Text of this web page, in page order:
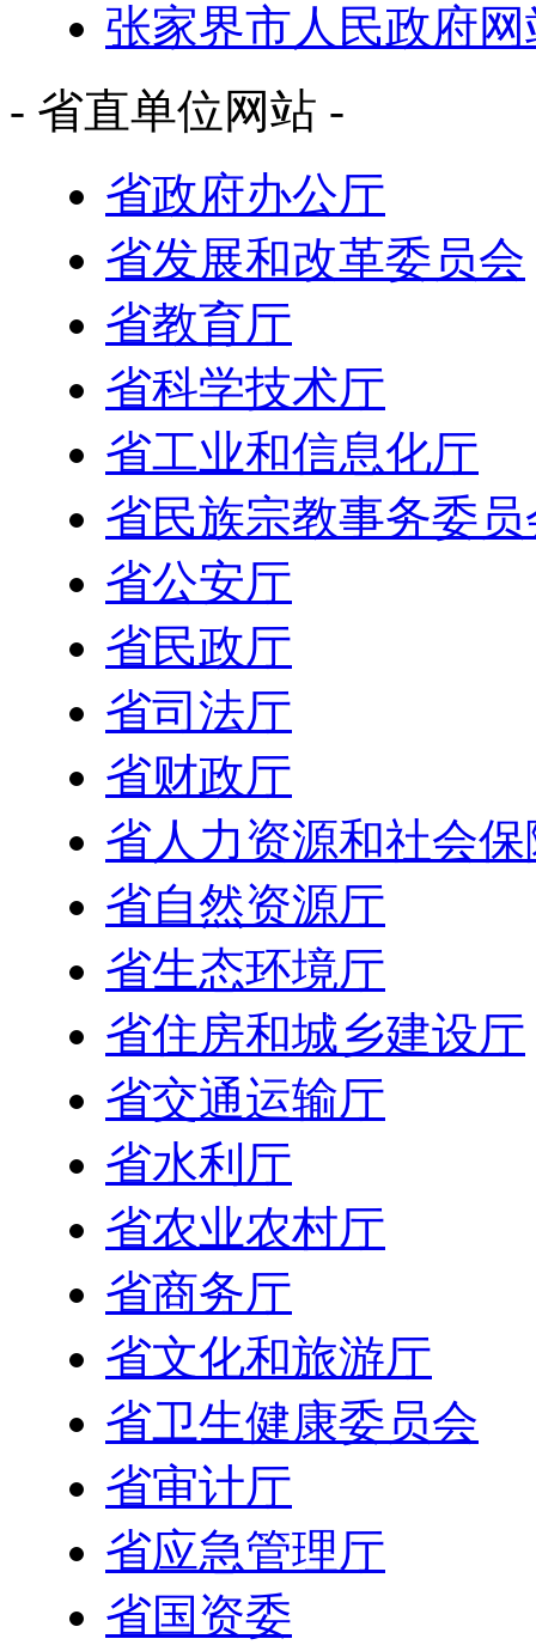
张家界市人民政府网
- 省直单位网站 -
省政府办公厅
省发展和改革委员会
省教育厅
省科学技术厅
省工业和信息化厅
省民族宗教事务委员
省公安厅
省民政厅
省司法厅
省财政厅
省人力资源和社会
省自然资源厅
省生态环境厅
省住房和城乡建设厅
省交通运输厅
省水利厅
省农业农村厅
省商务厅
省文化和旅游厅
省卫生健康委员会
省审计厅
省应急管理厅
省国资委